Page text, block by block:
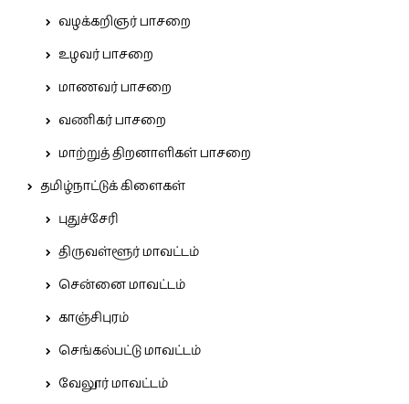
வழக்கறிஞர் பாசறை
உழவர் பாசறை
மாணவர் பாசறை
வணிகர் பாசறை
மாற்றுத் திறனாளிகள் பாசறை
தமிழ்நாட்டுக் கிளைகள்
புதுச்சேரி
திருவள்ளூர் மாவட்டம்
சென்னை மாவட்டம்
காஞ்சிபுரம்
செங்கல்பட்டு மாவட்டம்
வேலூர் மாவட்டம்